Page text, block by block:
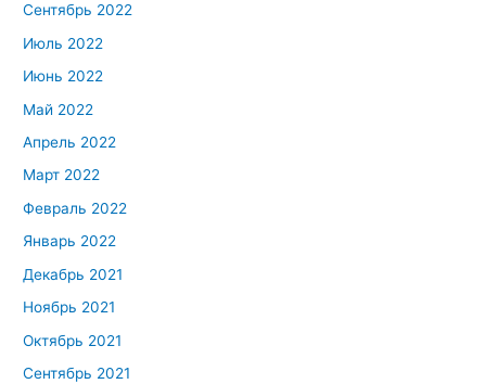
Сентябрь 2022
Июль 2022
Июнь 2022
Май 2022
Апрель 2022
Март 2022
Февраль 2022
Январь 2022
Декабрь 2021
Ноябрь 2021
Октябрь 2021
Сентябрь 2021